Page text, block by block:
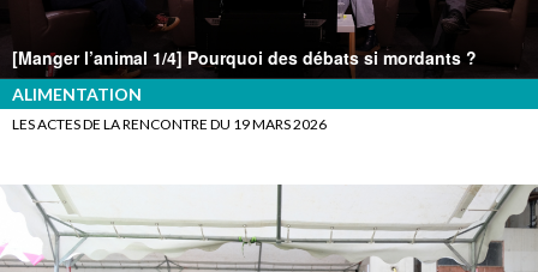
[Manger l’animal 1/4] Pourquoi des débats si mordants ?
ALIMENTATION
LES ACTES DE LA RENCONTRE DU 19 MARS 2026